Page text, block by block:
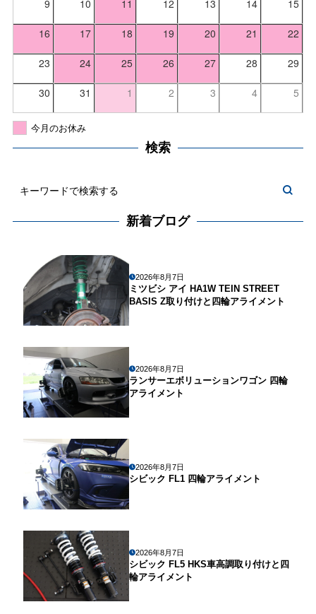
9 10 11 12 13 14 15
16 17 18 19 20 21 22
23 24 25 26 27 28 29
30 31 1 2 3 4 5
今月のお休み
検索
新着ブログ
2026年8月7日
ミツビシ アイ HA1W TEIN STREET
BASIS Z取り付けと四輪アライメント
2026年8月7日
ランサーエボリューションワゴン 四輪
アライメント
2026年8月7日
シビック FL1 四輪アライメント
2026年8月7日
シビック FL5 HKS車高調取り付けと四
輪アライメント